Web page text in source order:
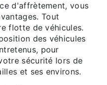
d'affrètement, vous
Tout
flotte de véhicules.
des véhicules
pour
sécurité lors de
et ses environs.